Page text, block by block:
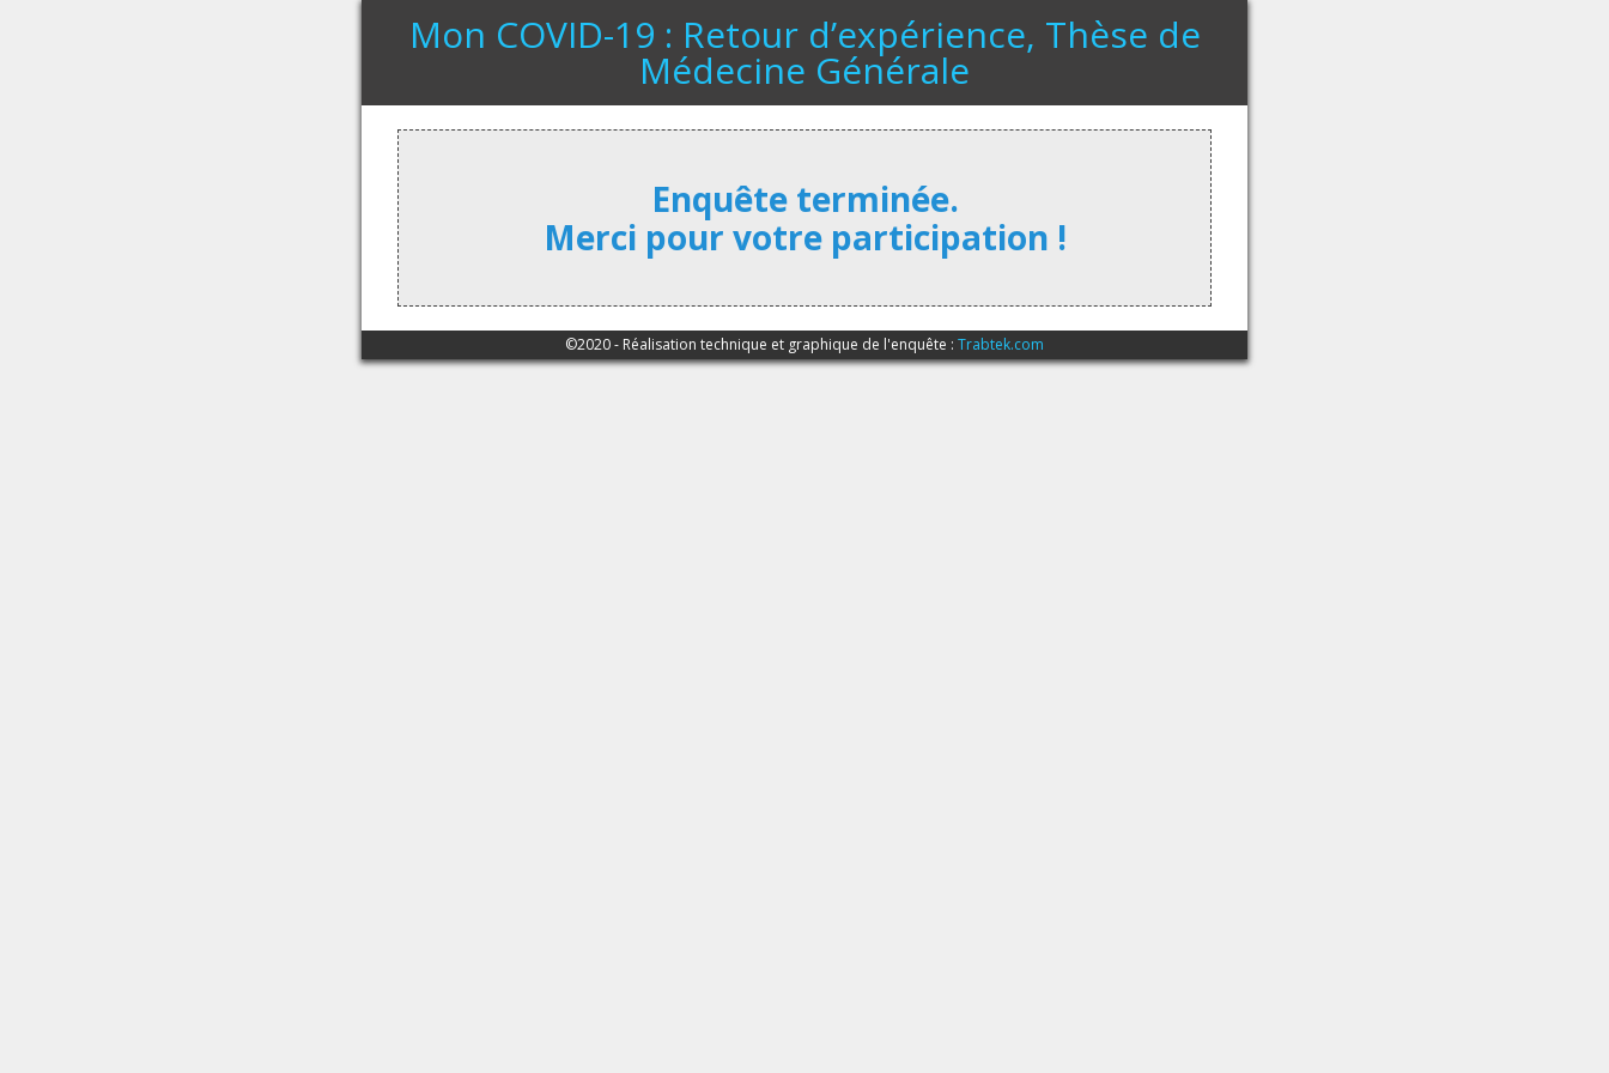
Mon COVID-19 : Retour d’expérience, Thèse de
Médecine Générale
Enquête terminée.
Merci pour votre participation !
©2020 - Réalisation technique et graphique de l'enquête : Trabtek.com